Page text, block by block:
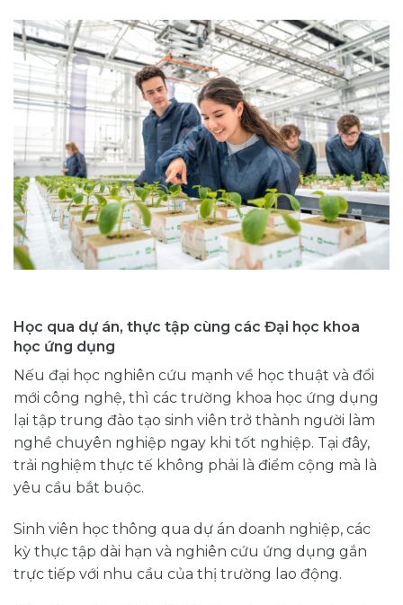
Học qua dự án, thực tập cùng các Đại học khoa
học ứng dụng
Nếu đại học nghiên cứu mạnh về học thuật và đổi
mới công nghệ, thì các trường khoa học ứng dụng
lại tập trung đào tạo sinh viên trở thành người làm
nghề chuyên nghiệp ngay khi tốt nghiệp. Tại đây,
trải nghiệm thực tế không phải là điểm cộng mà là
yêu cầu bắt buộc.
Sinh viên học thông qua dự án doanh nghiệp, các
kỳ thực tập dài hạn và nghiên cứu ứng dụng gắn
trực tiếp với nhu cầu của thị trường lao động.